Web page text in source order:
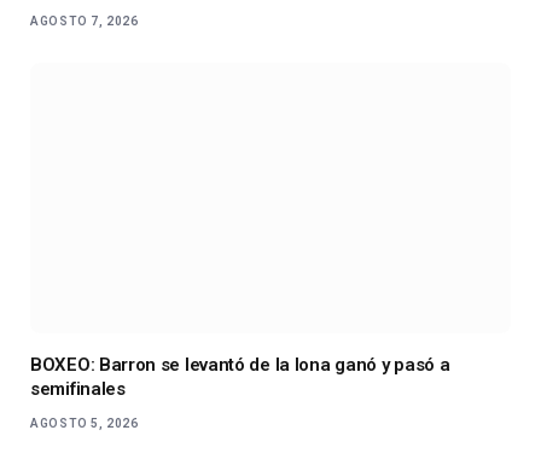
AGOSTO 7, 2026
BOXEO: Barron se levantó de la lona ganó y pasó a
semifinales
AGOSTO 5, 2026